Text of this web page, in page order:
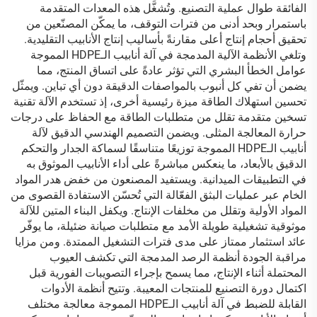
الفائقة طوال عملية التصنيع. وتُشغَّل هذه المعدات المتقدمة
باستمرار وبحد أدنى من فترات التوقف، ما يمكّن المصنّعين من
تحقيق أحجام إنتاج أعلى مقارنةً بأساليب إنتاج الأنابيب التقليدية.
وتلغي الأنظمة الآلية المدمجة في آلة أنابيب الـHDPE المموجة
عوامل الخطأ البشري التي تؤثر عادةً على اتساق المنتج، مما
يضمن أن تفي كل أنبوب بالمواصفات الدقيقة دون أي تباين. ويمثّل
تحسين استهلاك الطاقة ميزة رئيسية أخرى، إذ تستخدم الآلة تقنية
تسخين متقدمة تقلل من متطلبات الطاقة مع الحفاظ على درجات
حرارة المعالجة المثلى. ويضمن التصميم الهندسي الدقيق لآلة
أنابيب الـHDPE المموجة توزيعًا متناسقًا لسماكة الجدار والتحكم
الدقيق بالأبعاد، ما ينعكس مباشرةً على أداء الأنابيب الموثوق به
في التطبيقات الميدانية. ويستفيد المصنعون من خفض هدر المواد
الخام عبر عمليات البثق الفعّالة التي تُحسّن الاستفادة القصوى من
المواد الأولية وتقلل من مخلفات الإنتاج. ويكفل البناء المتين للآلة
موثوقية تشغيلية طويلة الأمد مع متطلبات صيانة ضئيلة، ما يوفّر
عائد استثمار ممتاز على مدى فترات التشغيل الممتدة. ومن مزايا
مراقبة الجودة أنظمة الرصد المدمجة التي تكشف العيوب
المحتملة أثناء الإنتاج، مما يسمح بإجراء التصويبات الفورية قبل
اكتمال دورة التصنيع للمنتجات المعيبة. وتتيح أنظمة الأدوات
القابلة للضبط في آلة أنابيب الـHDPE المموجة معالجة مختلف